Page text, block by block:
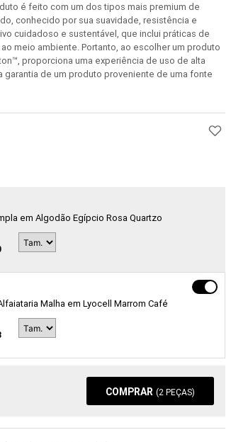
é feito com um dos tipos mais premium de
conhecido por sua suavidade, resistência e
cuidadoso e sustentável, que inclui práticas de
meio ambiente. Portanto, ao escolher um produto
proporciona uma experiência de uso de alta
de um produto proveniente de uma fonte
em Algodão Egípcio Rosa Quartzo
Malha em Lyocell Marrom Café
COMPRAR (2 PEÇAS)